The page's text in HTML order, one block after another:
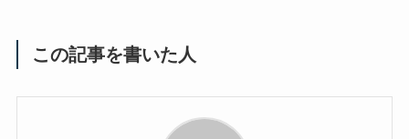
この記事を書いた人